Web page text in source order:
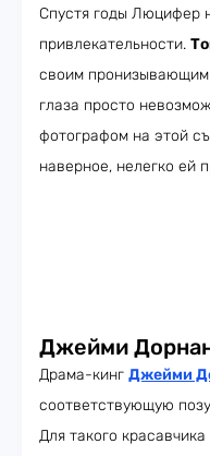
Спустя годы Люцифер
привлекательности.
своим пронизывающим
глаза просто
фотографом на этой
наверное, нелегко ей
Джейми
Драма-кинг Джейми
соответствующую
Для такого